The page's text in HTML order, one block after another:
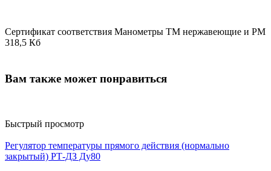
Сертификат соответствия Манометры ТМ нержавеющие и РМ
318,5 Кб
Вам также может понравиться
Быстрый просмотр
Регулятор температуры прямого действия (нормально
закрытый) РТ-ДЗ Ду80